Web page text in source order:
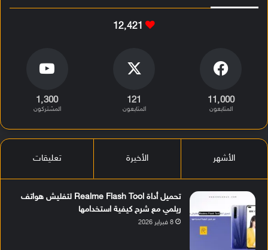
12٬421
11٬000
المتابعون
121
المتابعون
1٬300
المشتركون
الأشهر الأخيرة تعليقات
تحميل أداة Realme Flash Tool لتفليش هواتف
ريلمي مع شرح كيفية استخدامها
8 فبراير 2026